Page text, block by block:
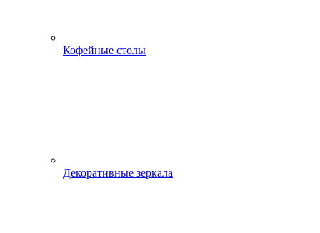
Кофейные столы
Декоративные зеркала